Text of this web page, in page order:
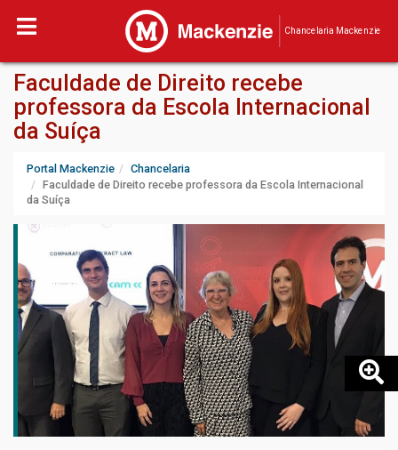
Chancelaria Mackenzie
Faculdade de Direito recebe
professora da Escola Internacional
da Suíça
Portal Mackenzie
Chancelaria
Faculdade de Direito recebe professora da Escola Internacional
da Suíça